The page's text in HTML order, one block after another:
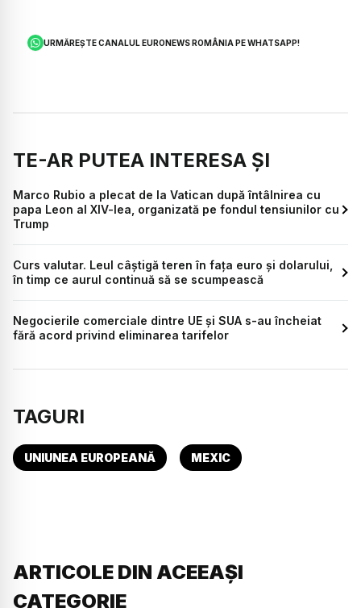
URMĂREȘTE CANALUL EURONEWS ROMÂNIA PE WHATSAPP!
TE-AR PUTEA INTERESA ȘI
Marco Rubio a plecat de la Vatican după întâlnirea cu
papa Leon al XIV-lea, organizată pe fondul tensiunilor cu
Trump
Curs valutar. Leul câștigă teren în fața euro și dolarului,
în timp ce aurul continuă să se scumpească
Negocierile comerciale dintre UE și SUA s-au încheiat
fără acord privind eliminarea tarifelor
TAGURI
UNIUNEA EUROPEANĂ MEXIC
ARTICOLE DIN ACEEAȘI
CATEGORIE